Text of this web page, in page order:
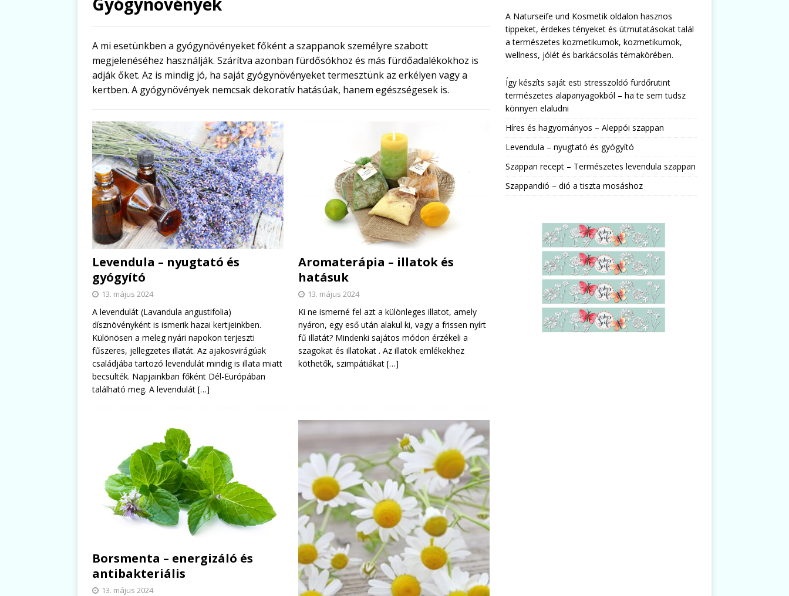
A mi esetünkben a gyógynövényeket főként a szappanok személyre szabott
megjelenéséhez használják. Szárítva azonban fürdősókhoz és más fürdőadalékokhoz is
adják őket. Az is mindig jó, ha saját gyógynövényeket termesztünk az erkélyen vagy a
kertben. A gyógynövények nemcsak dekoratív hatásúak, hanem egészségesek is.
Levendula – nyugtató és
gyógyító
13. május 2024
A levendulát (Lavandula angustifolia)
dísznövényként is ismerik hazai kertjeinkben.
Különösen a meleg nyári napokon terjeszti
fűszeres, jellegzetes illatát. Az ajakosvirágúak
családjába tartozó levendulát mindig is illata miatt
becsülték. Napjainkban főként Dél-Európában
található meg. A levendulát […]
Aromaterápia – illatok és
hatásuk
13. május 2024
Ki ne ismerné fel azt a különleges illatot, amely
nyáron, egy eső után alakul ki, vagy a frissen nyírt
fű illatát? Mindenki sajátos módon érzékeli a
szagokat és illatokat . Az illatok emlékekhez
köthetők, szimpátiákat […]
Borsmenta – energizáló és
antibakteriális
13. május 2024
A Naturseife und Kosmetik oldalon hasznos
tippeket, érdekes tényeket és útmutatásokat talál
a természetes kozmetikumok, kozmetikumok,
wellness, jólét és barkácsolás témakörében.
Így készíts saját esti stresszoldó fürdőrutint
természetes alapanyagokból – ha te sem tudsz
könnyen elaludni
Híres és hagyományos – Aleppói szappan
Levendula – nyugtató és gyógyító
Szappan recept – Természetes levendula szappan
Szappandió – dió a tiszta mosáshoz